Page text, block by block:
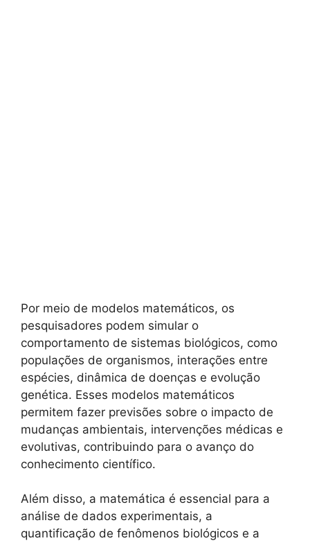
Por meio de modelos matemáticos, os
pesquisadores podem simular o
comportamento de sistemas biológicos, como
populações de organismos, interações entre
espécies, dinâmica de doenças e evolução
genética. Esses modelos matemáticos
permitem fazer previsões sobre o impacto de
mudanças ambientais, intervenções médicas e
evolutivas, contribuindo para o avanço do
conhecimento científico.
Além disso, a matemática é essencial para a
análise de dados experimentais, a
quantificação de fenômenos biológicos e a